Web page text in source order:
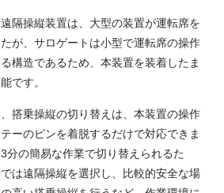
隔操縦装置は、大型の装置が運転席を
が、サロゲートは小型で運転席の操作
構造であるため、本装置を装着したま
です。
搭乗操縦の切り替えは、本装置の操作
ーのピンを着脱するだけで対応できま
分の簡易な作業で切り替えられるた
は遠隔操縦を選択し、比較的安全な場